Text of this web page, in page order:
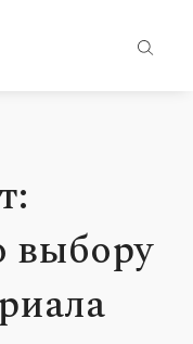
выбору